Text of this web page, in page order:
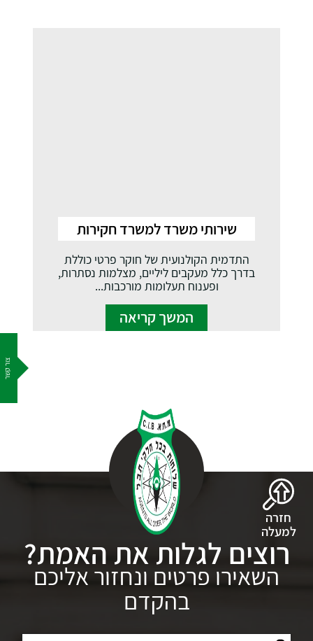
צור קשר
שירותי משרד למשרד חקירות
התדמית הקולנועית של חוקר פרטי כוללת
בדרך כלל מעקבים ליליים, מצלמות נסתרות,
ופענוח תעלומות מורכבות...
המשך קריאה
חזרה
למעלה
רוצים לגלות את האמת?
השאירו פרטים ונחזור אליכם
בהקדם
שם: